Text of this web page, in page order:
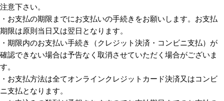
注意下さい。
・お支払の期限までにお支払いの手続きをお願いします。お支払
期限は原則当日又は翌日となります。
・期限内のお支払い手続き（クレジット決済・コンビニ支払）が
確認できない場合は予告なく取消させていただく場合がございま
す。
・お支払方法は全てオンラインクレジットカード決済又はコンビ
ニ支払となります。